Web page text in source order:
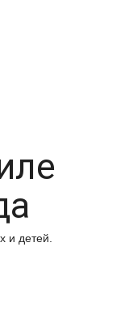
и детей.